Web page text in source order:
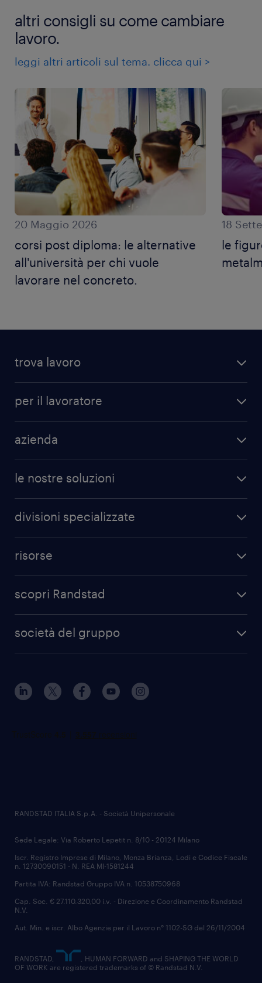
altri consigli su come cambiare
lavoro.
leggi altri articoli sul tema. clicca qui >
20 Maggio 2026
corsi post diploma: le alternative
all'università per chi vuole
lavorare nel concreto.
18
le
trova lavoro
per il lavoratore
azienda
le nostre soluzioni
divisioni specializzate
risorse
scopri Randstad
società del gruppo
RANDSTAD ITALIA S.p.A. - Società Unipersonale
Sede Legale: Via Roberto Lepetit n. 8/10 - 20124 Milano
Iscr. Registro Imprese di Milano, Monza Brianza, Lodi e Codice Fiscale
n. 12730090151 - N. REA MI-1581244
Partita IVA: Randstad Gruppo IVA n. 10538750968
Cap. Soc. € 27.110.320,00 i.v. - Direzione e Coordinamento Randstad
N.V.
Aut. Min. e iscr. Albo Agenzie per il Lavoro n° 1102-SG del 26/11/2004
RANDSTAD,
, HUMAN FORWARD and SHAPING THE WORLD
OF WORK are registered trademarks of © Randstad N.V.